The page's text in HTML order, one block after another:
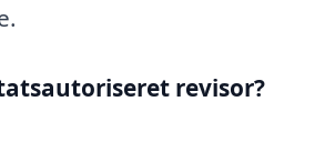
revisor?